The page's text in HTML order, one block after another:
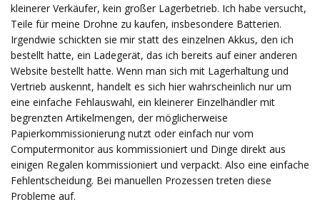
kleinerer Verkäufer, kein großer Lagerbetrieb. Ich habe versucht,
Teile für meine Drohne zu kaufen, insbesondere Batterien.
Irgendwie schickten sie mir statt des einzelnen Akkus, den ich
bestellt hatte, ein Ladegerät, das ich bereits auf einer anderen
Website bestellt hatte. Wenn man sich mit Lagerhaltung und
Vertrieb auskennt, handelt es sich hier wahrscheinlich nur um
eine einfache Fehlauswahl, ein kleinerer Einzelhändler mit
begrenzten Artikelmengen, der möglicherweise
Papierkommissionierung nutzt oder einfach nur vom
Computermonitor aus kommissioniert und Dinge direkt aus
einigen Regalen kommissioniert und verpackt. Also eine einfache
Fehlentscheidung. Bei manuellen Prozessen treten diese
Probleme auf.